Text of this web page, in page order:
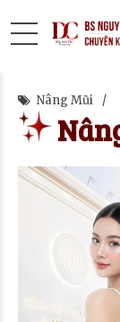
Nâng Mũi